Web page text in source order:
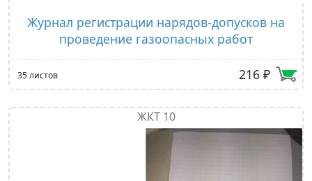
Журнал регистрации нарядов-допусков на
проведение газоопасных работ
35 листов 216 ₽
ЖКТ 10